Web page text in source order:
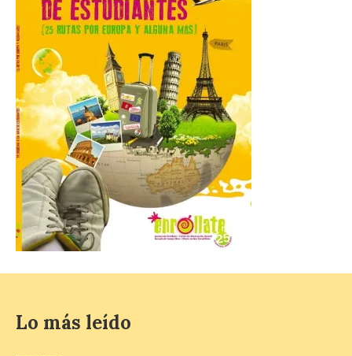
Las visitas guiadas
tendrán lugar todos los
días a las 10:30 y a las 12:30
horas. No es necesaria
inscripción previa para
participar. El Gobierno de Aragón, en
colaboración con la Mancomunidad del
Alto Valle del Aragón y otras entidades […]
Inaugurada en Samos la
muestra Hospitalidad
monástica
10 Ago 2026
Recupera la memoria de
iniciativa recorrerá cinco
municipios rurales
Lo más leído